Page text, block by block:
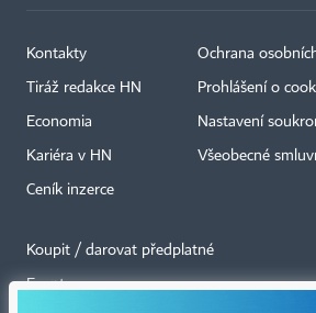
Kontakty
Tiráž redakce HN
Economia
Kariéra v HN
Ceník inzerce
Ochrana
Prohlášení o
Nastavení
Všeobecné
Koupit / darovat předplatné
Eventy